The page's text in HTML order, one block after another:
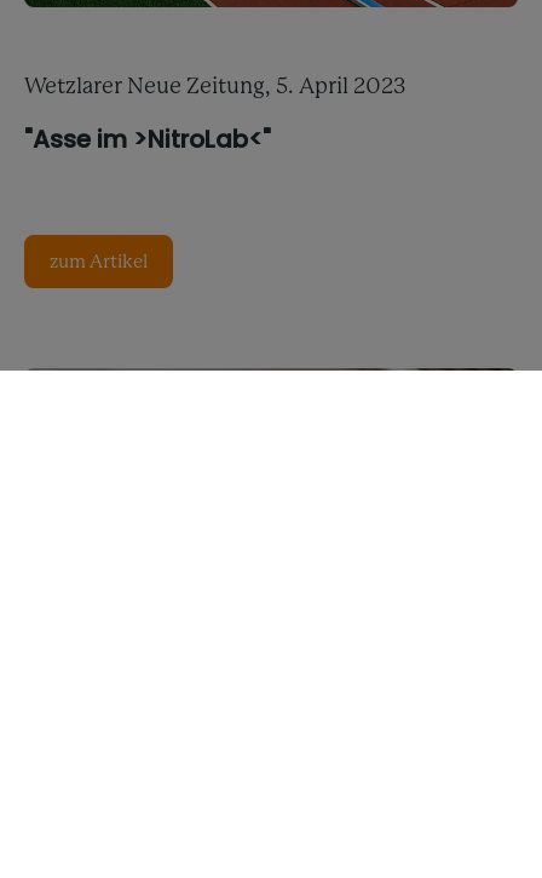
Wetzlarer Neue Zeitung, 5. April 2023
"Asse im >NitroLab<"
zum Artikel